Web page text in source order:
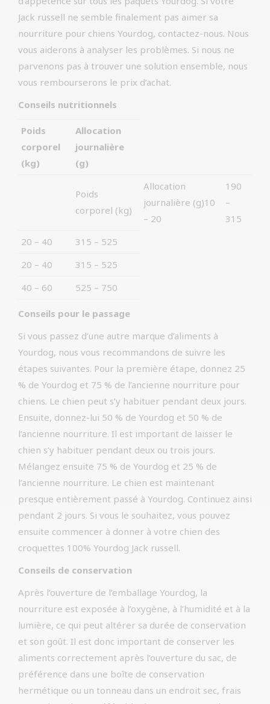
Jack russell ne semble finalement pas aimer sa
nourriture pour chiens Yourdog, contactez-nous. Nous
vous aiderons à analyser les problèmes. Si nous ne
parvenons pas à trouver une solution ensemble, nous
vous rembourserons le prix d’achat.
Conseils nutritionnels
Poids
corporel
(kg)
Allocation
journalière
(g)
Poids
corporel (kg)
Allocation
journalière (g)10
– 20
190
–
315
20 – 40
315 – 525
20 – 40
315 – 525
40 – 60
525 – 750
Conseils pour le passage
Si vous passez d’une autre marque d’aliments à
Yourdog, nous vous recommandons de suivre les
étapes suivantes. Pour la première étape, donnez 25
% de Yourdog et 75 % de l’ancienne nourriture pour
chiens. Le chien peut s’y habituer pendant deux jours.
Ensuite, donnez-lui 50 % de Yourdog et 50 % de
l’ancienne nourriture. Il est important de laisser le
chien s’y habituer pendant deux ou trois jours.
Mélangez ensuite 75 % de Yourdog et 25 % de
l’ancienne nourriture. Le chien est maintenant
presque entièrement passé à Yourdog. Continuez ainsi
pendant 2 jours. Si vous le souhaitez, vous pouvez
ensuite commencer à donner à votre chien des
croquettes 100% Yourdog Jack russell.
Conseils de conservation
Après l’ouverture de l’emballage Yourdog, la
nourriture est exposée à l’oxygène, à l’humidité et à la
lumière, ce qui peut altérer sa durée de conservation
et son goût. Il est donc important de conserver les
aliments correctement après l’ouverture du sac, de
préférence dans une boîte de conservation
hermétique ou un tonneau dans un endroit sec, frais